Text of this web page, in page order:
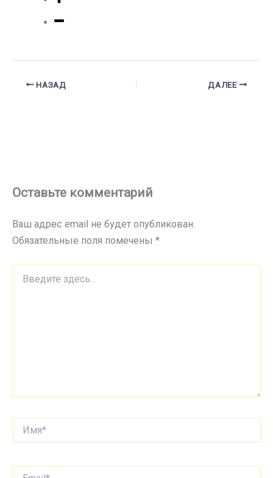
НАЗАД ДАЛЕЕ
Оставьте комментарий
Ваш адрес email не будет опубликован.
Обязательные поля помечены *
здесь...